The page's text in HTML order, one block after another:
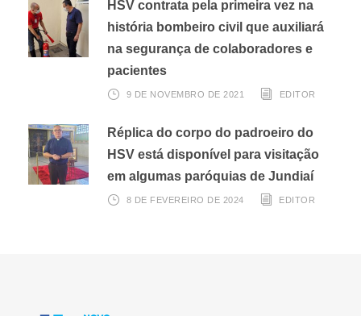
HSV contrata pela primeira vez na
história bombeiro civil que auxiliará
na segurança de colaboradores e
pacientes
9 DE NOVEMBRO DE 2021 EDITOR
Réplica do corpo do padroeiro do
HSV está disponível para visitação
em algumas paróquias de Jundiaí
8 DE FEVEREIRO DE 2024 EDITOR